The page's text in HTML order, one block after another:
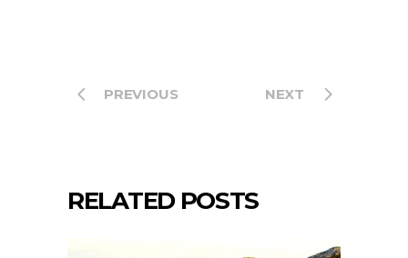
PREVIOUS NEXT
RELATED POSTS